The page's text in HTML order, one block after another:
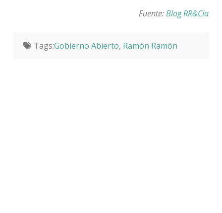
Fuente:Blog RR&Cía
Tags:Gobierno Abierto, Ramón Ramón